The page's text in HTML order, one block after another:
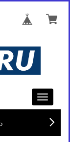
Toggle